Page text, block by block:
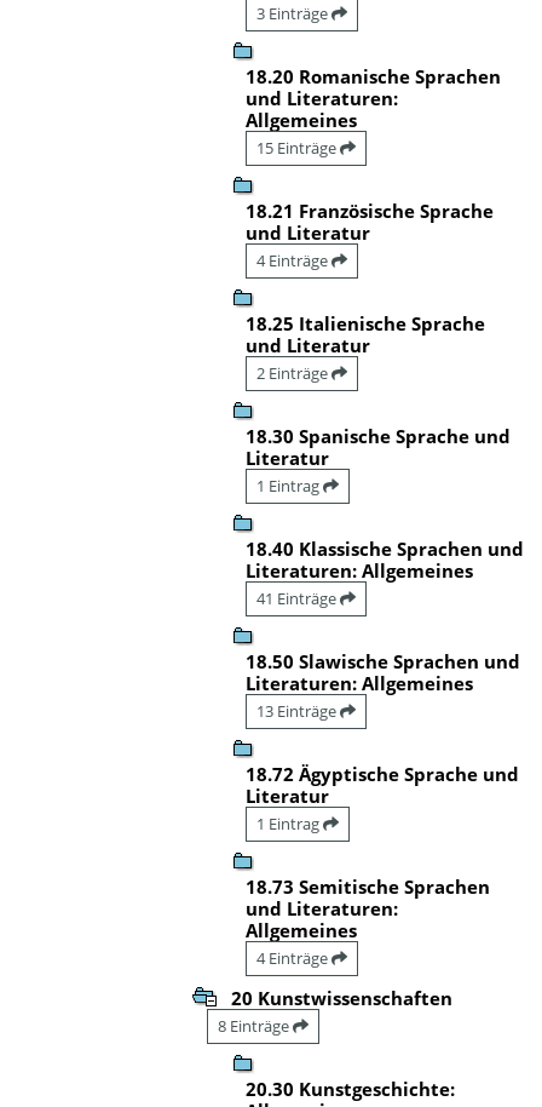
3 Einträge
18.20 Romanische Sprachen
und Literaturen:
Allgemeines
15 Einträge
18.21 Französische Sprache
und Literatur
4 Einträge
18.25 Italienische Sprache
und Literatur
2 Einträge
18.30 Spanische Sprache und
Literatur
1 Eintrag
18.40 Klassische Sprachen und
Literaturen: Allgemeines
41 Einträge
18.50 Slawische Sprachen und
Literaturen: Allgemeines
13 Einträge
18.72 Ägyptische Sprache und
Literatur
1 Eintrag
18.73 Semitische Sprachen
und Literaturen:
Allgemeines
4 Einträge
20 Kunstwissenschaften
8 Einträge
20.30 Kunstgeschichte: